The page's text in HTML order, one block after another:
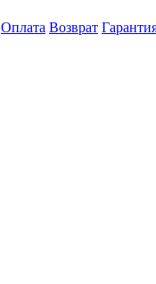
Оплата Возврат